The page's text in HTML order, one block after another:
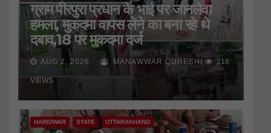
ग्राम पीरपुरा प्रधान के भाई पर जानलेवा
हमला, मुकदमा वापस लेने का बना रहे थे
दबाव,18 पर मुकदमा दर्ज
AUG 2, 2026 MANAWWAR QURESHI 218
VIEWS
HARIDWAR STATE UTTARAKHAND